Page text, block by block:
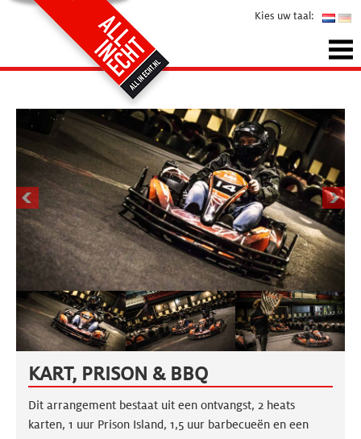
Kies uw taal:
KART, PRISON & BBQ
Dit arrangement bestaat uit een ontvangst, 2 heats
karten, 1 uur Prison Island, 1,5 uur barbecueën en een